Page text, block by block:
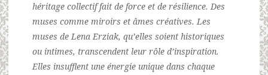
héritage collectif fait de force et de résilience. Des
muses comme miroirs et âmes créatives. Les
muses de Lena Erziak, qu’elles soient historiques
ou intimes, transcendent leur rôle d’inspiration.
Elles insufflent une énergie unique dans chaque